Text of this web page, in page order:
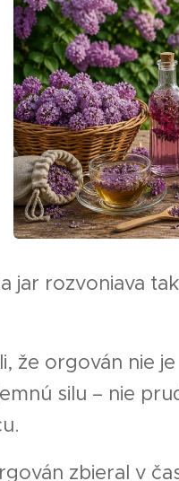
jar rozvoniava
že orgován nie
silu – nie
zbieral v